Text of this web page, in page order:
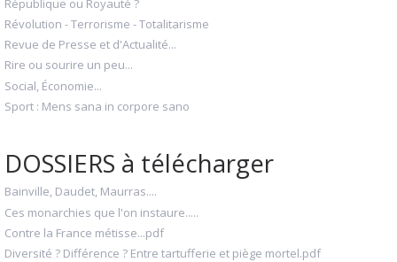
République ou Royauté ?
Révolution - Terrorisme - Totalitarisme
Revue de Presse et d'Actualité...
Rire ou sourire un peu...
Social, Économie...
Sport : Mens sana in corpore sano
DOSSIERS à télécharger
Bainville, Daudet, Maurras....
Ces monarchies que l'on instaure.....
Contre la France métisse...pdf
Diversité ? Différence ? Entre tartufferie et piège mortel.pdf